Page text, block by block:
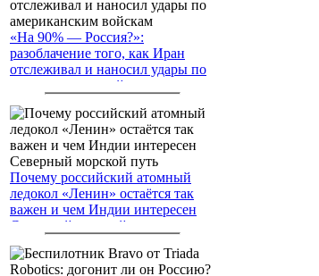
«На 90% — Россия?»:
разоблачение того, как Иран
отслеживал и наносил удары по
американским войскам
Почему российский атомный
ледокол «Ленин» остаётся так
важен и чем Индии интересен
Северный морской путь